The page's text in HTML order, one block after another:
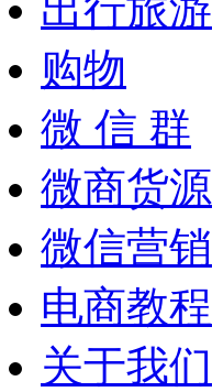
出行旅游
购物
微 信 群
微商货源
微信营销
电商教程
关于我们